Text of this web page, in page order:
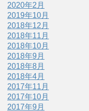
2020年2月
2019年10月
2018年12月
2018年11月
2018年10月
2018年9月
2018年8月
2018年4月
2017年11月
2017年10月
2017年9月